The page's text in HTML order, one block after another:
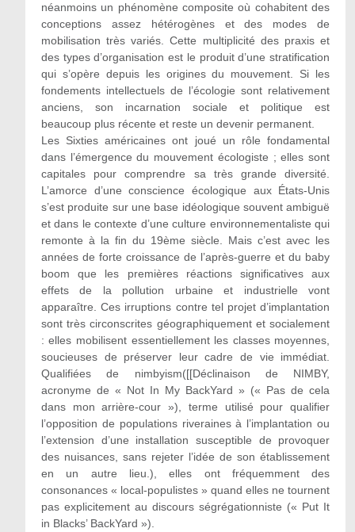
néanmoins un phénomène composite où cohabitent des
conceptions assez hétérogènes et des modes de
mobilisation très variés. Cette multiplicité des praxis et
des types d’organisation est le produit d’une stratification
qui s’opère depuis les origines du mouvement. Si les
fondements intellectuels de l’écologie sont relativement
anciens, son incarnation sociale et politique est
beaucoup plus récente et reste un devenir permanent.
Les Sixties américaines ont joué un rôle fondamental
dans l’émergence du mouvement écologiste ; elles sont
capitales pour comprendre sa très grande diversité.
L’amorce d’une conscience écologique aux États-Unis
s’est produite sur une base idéologique souvent ambiguë
et dans le contexte d’une culture environnementaliste qui
remonte à la fin du 19ème siècle. Mais c’est avec les
années de forte croissance de l’après-guerre et du baby
boom que les premières réactions significatives aux
effets de la pollution urbaine et industrielle vont
apparaître. Ces irruptions contre tel projet d’implantation
sont très circonscrites géographiquement et socialement
: elles mobilisent essentiellement les classes moyennes,
soucieuses de préserver leur cadre de vie immédiat.
Qualifiées de nimbyism([[Déclinaison de NIMBY,
acronyme de « Not In My BackYard » (« Pas de cela
dans mon arrière-cour »), terme utilisé pour qualifier
l’opposition de populations riveraines à l’implantation ou
l’extension d’une installation susceptible de provoquer
des nuisances, sans rejeter l’idée de son établissement
en un autre lieu.), elles ont fréquemment des
consonances « local-populistes » quand elles ne tournent
pas explicitement au discours ségrégationniste (« Put It
in Blacks’ BackYard »).